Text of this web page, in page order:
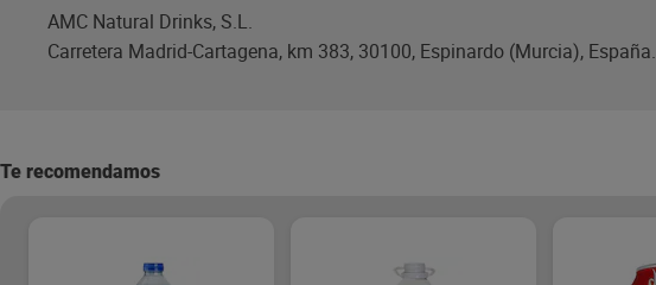
AMC Natural Drinks, S.L.
Carretera Madrid-Cartagena, km 383, 30100, Espinardo (Murcia), España.
Te recomendamos